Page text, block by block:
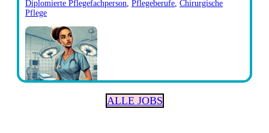
Diplomierte Pflegefachperson Pflegeberufe Chirurgische
Pflege
ALLE JOBS